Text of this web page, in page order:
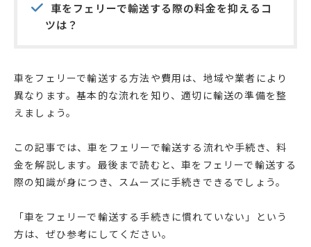
車をフェリーで輸送する際の料金を抑えるコ
ツは？
車をフェリーで輸送する方法や費用は、地域や業者により
異なります。基本的な流れを知り、適切に輸送の準備を整
えましょう。
この記事では、車をフェリーで輸送する流れや手続き、料
金を解説します。最後まで読むと、車をフェリーで輸送する
際の知識が身につき、スムーズに手続きできるでしょう。
「車をフェリーで輸送する手続きに慣れていない」という
方は、ぜひ参考にしてください。